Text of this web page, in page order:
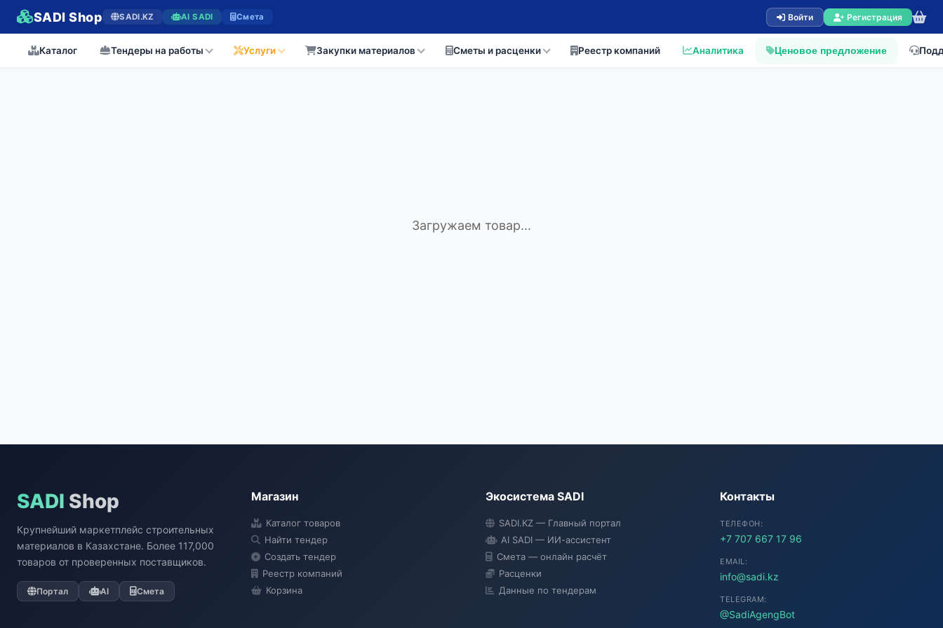
SADI Shop SADI.KZ AI SADI Смета Войти Регистрация
Каталог Тендеры на работы Услуги Закупки материалов Сметы и расценки Реестр компаний Аналитика Ценовое предложение
Загружаем товар...
SADI Shop
Крупнейший маркетплейс строительных
материалов в Казахстане. Более 117,000
товаров от проверенных поставщиков.
Портал AI Смета
Магазин
Каталог товаров
Найти тендер
Создать тендер
Реестр компаний
Корзина
Экосистема SADI
SADI.KZ — Главный портал
AI SADI — ИИ-ассистент
Смета — онлайн расчёт
Расценки
Данные по тендерам
Контакты
ТЕЛЕФОН:
+7 707 667 17 96
EMAIL:
info@sadi.kz
TELEGRAM:
@SadiAgengBot